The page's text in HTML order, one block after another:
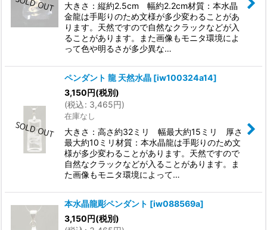
大きさ：縦約2.5cm 幅約2.2cm材質：本水晶
金龍は手彫りのため文様が多少変わることがあ
ります。天然ですので自然なクラックなどが入
ることがあります。また画像もモニタ環境によ
って色や明るさが多少異な…
ペンダント 龍 天然水晶 [iw100324a14]
3,150円(税別)
(税込: 3,465円)
在庫なし
大きさ：高さ約32ミリ 幅最大約15ミリ 厚さ
最大約10ミリ材質：本水晶龍は手彫りのため文
様が多少変わることがあります。天然ですので
自然なクラックなどが入ることがあります。ま
た画像もモニタ環境によって…
本水晶龍彫ペンダント [iw088569a]
3,150円(税別)